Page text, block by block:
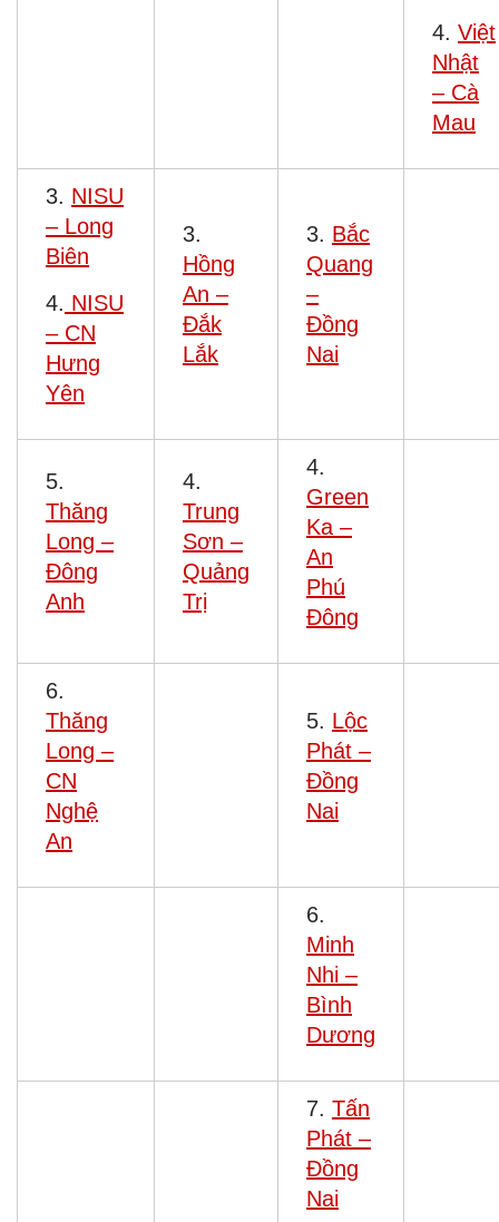
4. Việt
Nhật
– Cà
Mau
3. NISU
– Long
Biên
4. NISU
– CN
Hưng
Yên
3.
Hồng
An –
Đắk
Lắk
3. Bắc
Quang
–
Đồng
Nai
5.
Thăng
Long –
Đông
Anh
4.
Trung
Sơn –
Quảng
Trị
4.
Green
Ka –
An
Phú
Đông
6.
Thăng
Long –
CN
Nghệ
An
5. Lộc
Phát –
Đồng
Nai
6.
Minh
Nhi –
Bình
Dương
7. Tấn
Phát –
Đồng
Nai